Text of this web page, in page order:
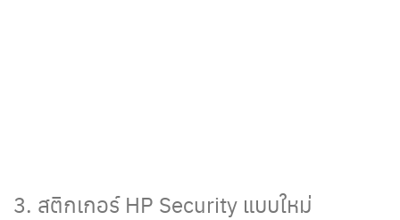
3. สติกเกอร์ HP Security แบบใหม่